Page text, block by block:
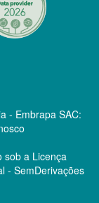
- Embrapa SAC:
sob a Licença
- SemDerivações